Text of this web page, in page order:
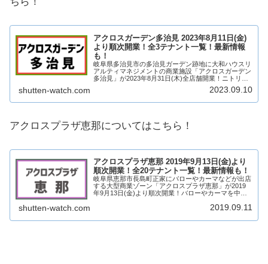
アクロスガーデン多治見 2023年8月11日(金)
より順次開業！全3テナント一覧！最新情報
も！
岐阜県多治見市の多治見ガーデン跡地に大和ハウスリ
アルティマネジメントの商業施設「アクロスガーデン
多治見」が2023年8月31日(木)全店舗開業！ニトリや
スギ薬局など、複数店舗が出店！テナントは？アクセ
スは？そういった最新情報や求人情報も含め...
shutten-watch.com 2023.09.10
アクロスプラザ恵那についてはこちら！
アクロスプラザ恵那 2019年9月13日(金)より
順次開業！全20テナント一覧！最新情報も！
岐阜県恵那市長島町正家にバローやカーマなどが出店
する大型商業ゾーン「アクロスプラザ恵那」が2019
年9月13日(金)より順次開業！バローやカーマを中心
ような商業施設になるのか、見ていきます！...
shutten-watch.com 2019.09.11